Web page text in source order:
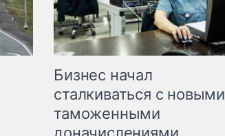
Бизнес начал
сталкиваться с новыми
таможенными
доначислениями